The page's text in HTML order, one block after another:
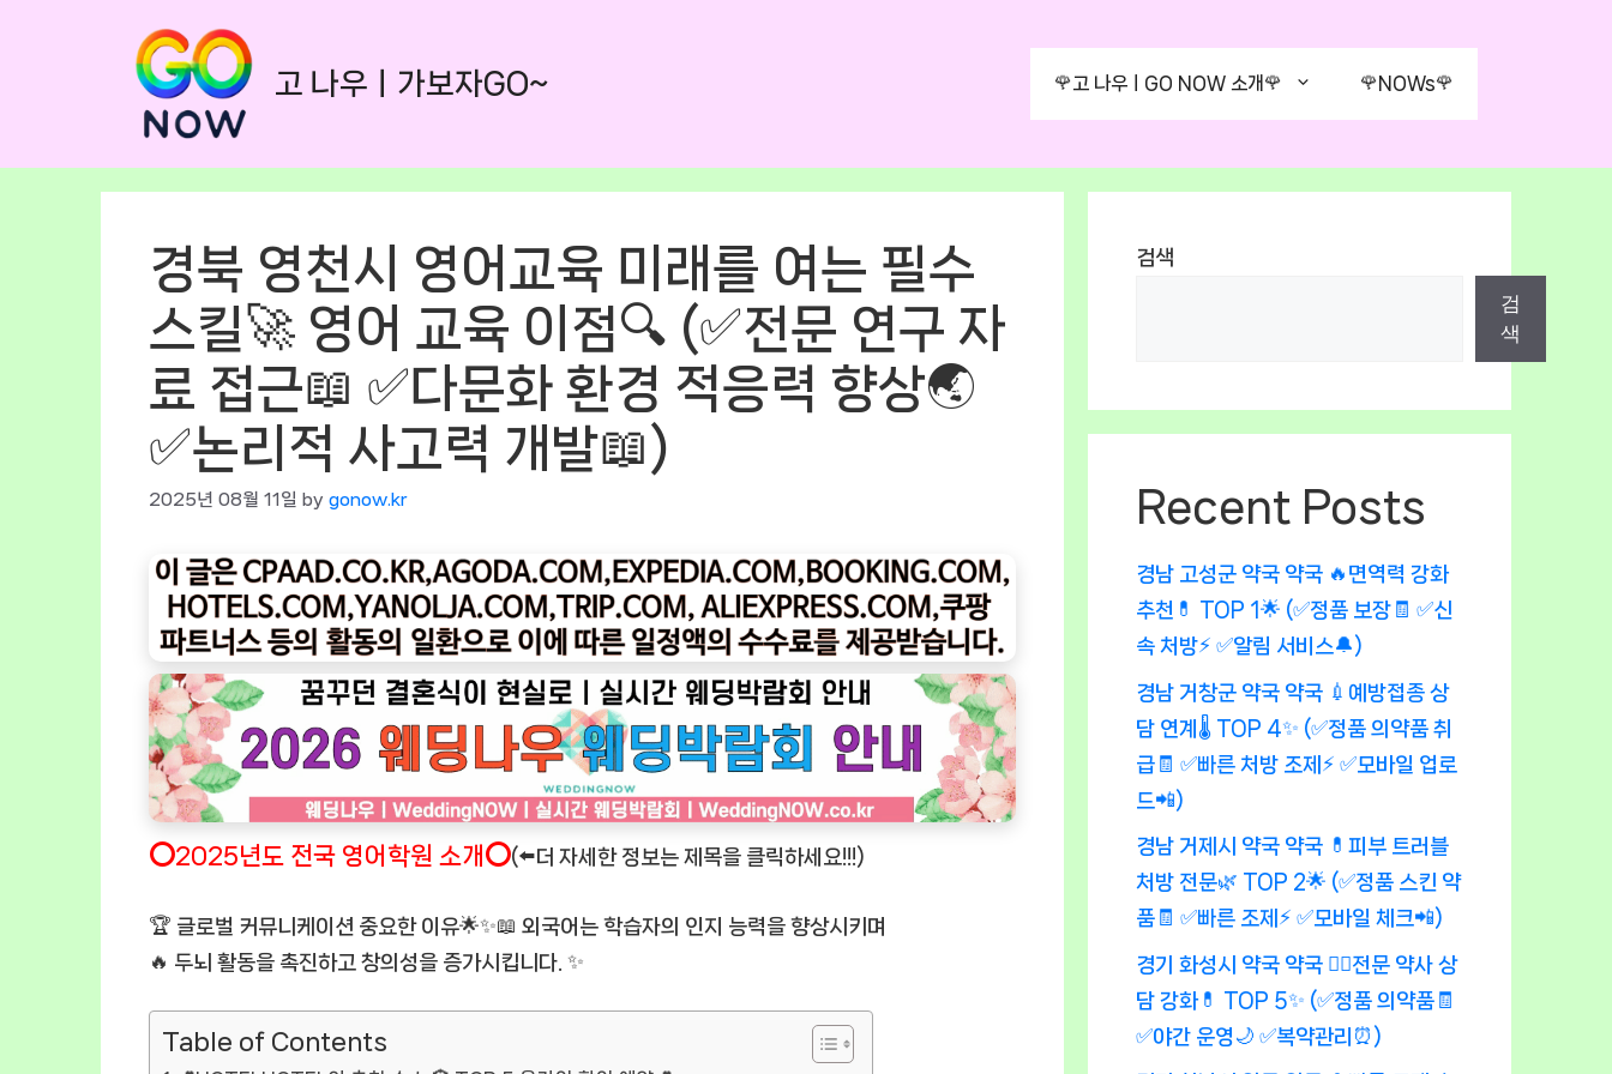
고 나우ㅣ가보자GO~ 🌹고 나우ㅣGO NOW 소개🌹 🌹NOWs🌹
경북 영천시 영어교육 미래를 여는 필수
스킬🚀 영어 교육 이점🔍 (✅전문 연구 자
료 접근📖 ✅다문화 환경 적응력 향상🌏
✅논리적 사고력 개발📖)
2025년 08월 11일 by gonow.kr
⭕2025년도 전국 영어학원 소개⭕(⬅️더 자세한 정보는 제목을 클릭하세요!!!)
🏆 글로벌 커뮤니케이션 중요한 이유🌟✨📖 외국어는 학습자의 인지 능력을 향상시키며
🔥 두뇌 활동을 촉진하고 창의성을 증가시킵니다. ✨
Table of Contents
검색
검
색
Recent Posts
경남 고성군 약국 약국 🔥면역력 강화
추천💊 TOP 1🌟 (✅정품 보장🧾 ✅신
속 처방⚡ ✅알림 서비스🔔)
경남 거창군 약국 약국 💉예방접종 상
담 연계🌡️ TOP 4✨ (✅정품 의약품 취
급🧾 ✅빠른 처방 조제⚡ ✅모바일 업로
드📲)
경남 거제시 약국 약국 💊피부 트러블
처방 전문🌿 TOP 2🌟 (✅정품 스킨 약
품🧾 ✅빠른 조제⚡ ✅모바일 체크📲)
경기 화성시 약국 약국 👨‍⚕️전문 약사 상
담 강화💊 TOP 5✨ (✅정품 의약품🧾
✅야간 운영🌙 ✅복약관리⏰)